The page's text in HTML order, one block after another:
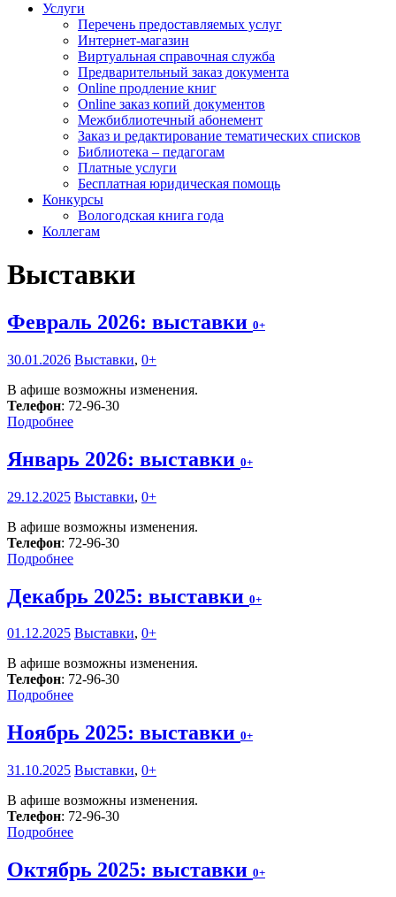
Услуги
Перечень предоставляемых услуг
Интернет-магазин
Виртуальная справочная служба
Предварительный заказ документа
Online продление книг
Online заказ копий документов
Межбиблиотечный абонемент
Заказ и редактирование тематических списков
Библиотека – педагогам
Платные услуги
Бесплатная юридическая помощь
Конкурсы
Вологодская книга года
Коллегам
Выставки
Февраль 2026: выставки 0+
30.01.2026 Выставки, 0+
В афише возможны изменения.
Телефон: 72-96-30
Подробнее
Январь 2026: выставки 0+
29.12.2025 Выставки, 0+
В афише возможны изменения.
Телефон: 72-96-30
Подробнее
Декабрь 2025: выставки 0+
01.12.2025 Выставки, 0+
В афише возможны изменения.
Телефон: 72-96-30
Подробнее
Ноябрь 2025: выставки 0+
31.10.2025 Выставки, 0+
В афише возможны изменения.
Телефон: 72-96-30
Подробнее
Октябрь 2025: выставки 0+